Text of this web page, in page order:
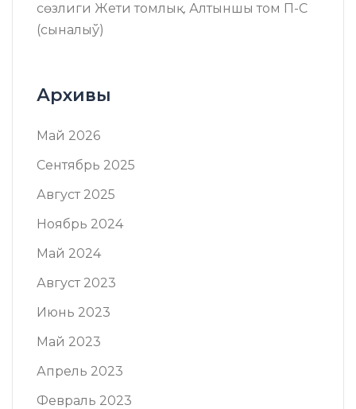
сөзлиги Жети томлық. Алтыншы том П-C
(сыналыў)
Архивы
Май 2026
Сентябрь 2025
Август 2025
Ноябрь 2024
Май 2024
Август 2023
Июнь 2023
Май 2023
Апрель 2023
Февраль 2023